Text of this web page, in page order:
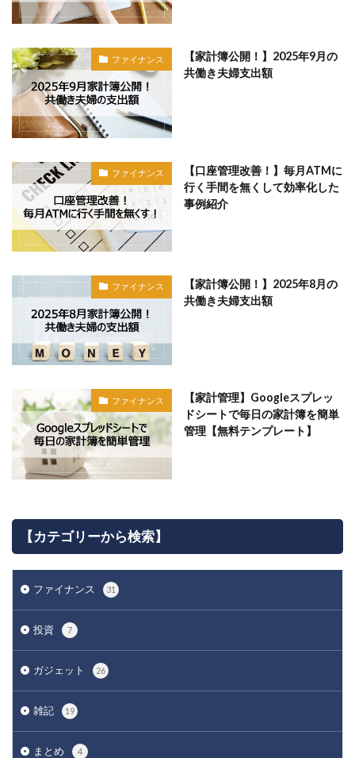
ファイナンス
【家計簿公開！】2025年9月の
共働き夫婦支出額
ファイナンス
【口座管理改善！】毎月ATMに
行く手間を無くして効率化した
事例紹介
ファイナンス
【家計簿公開！】2025年8月の
共働き夫婦支出額
ファイナンス
【家計管理】Googleスプレッ
ドシートで毎日の家計簿を簡単
管理【無料テンプレート】
【カテゴリーから検索】
ファイナンス 31
投資 7
ガジェット 26
雑記 19
まとめ 4